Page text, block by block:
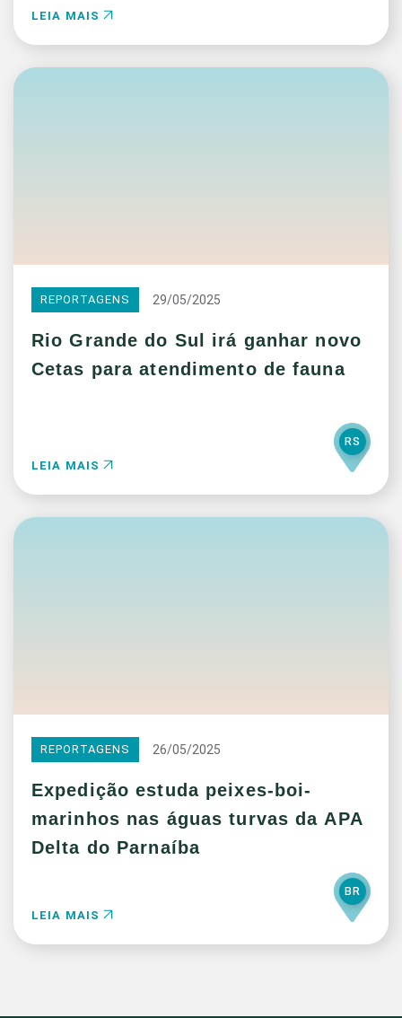
LEIA MAIS
REPORTAGENS 29/05/2025
Rio Grande do Sul irá ganhar novo
Cetas para atendimento de fauna
LEIA MAIS
RS
REPORTAGENS 26/05/2025
Expedição estuda peixes-boi-
marinhos nas águas turvas da APA
Delta do Parnaíba
LEIA MAIS
BR